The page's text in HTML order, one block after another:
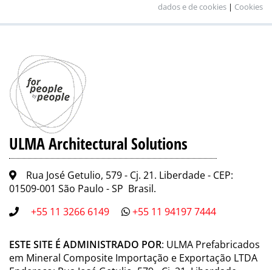
dados e de cookies | Cookies
ULMA Architectural Solutions
Rua José Getulio, 579 - Cj. 21. Liberdade - CEP:
01509-001 São Paulo - SP Brasil.
+55 11 3266 6149
+55 11 94197 7444
ESTE SITE É ADMINISTRADO POR: ULMA Prefabricados
em Mineral Composite Importação e Exportação LTDA